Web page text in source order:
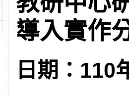
導入實作
日期：110